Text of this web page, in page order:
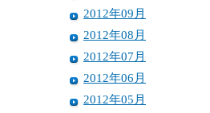
2012年09月
2012年08月
2012年07月
2012年06月
2012年05月